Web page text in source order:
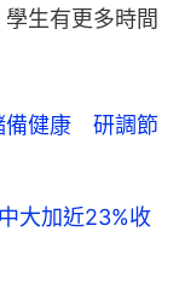
生有更多時間
備健康 研調節
大加近23%收